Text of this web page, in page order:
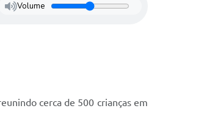
Volume
cerca de 500 crianças em